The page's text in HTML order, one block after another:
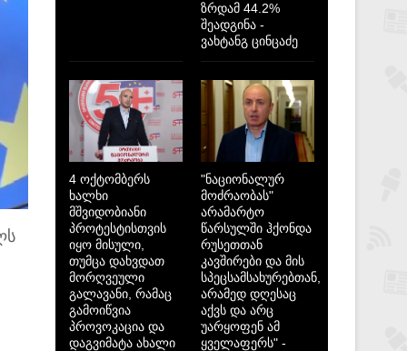
ზრდამ 44.2%
შეადგინა -
ვახტანგ ცინცაძე
4 ოქტომბერს
ხალხი
მშვიდობიანი
პროტესტისთვის
იყო მისული,
თუმცა დახვდათ
მორღვეული
გალავანი, რამაც
გამოიწვია
პროვოკაცია და
დაგვიმატა ახალი
"ნაციონალურ
მოძრაობას"
არამარტო
წარსულში ჰქონდა
რუსეთთან
კავშირები და მის
სპეცსამსახურებთან,
არამედ დღესაც
აქვს და არც
უარყოფენ ამ
ყველაფერს" -